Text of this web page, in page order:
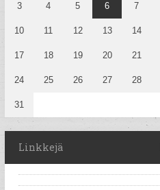
3 4 5 6 7
10 11 12 13 14
17 18 19 20 21
24 25 26 27 28
31
Linkkejä